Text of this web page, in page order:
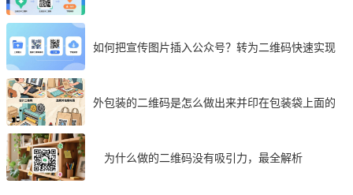
如何把宣传图片插入公众号？转为二维码快速实现
外包装的二维码是怎么做出来并印在包装袋上面的
为什么做的二维码没有吸引力，最全解析